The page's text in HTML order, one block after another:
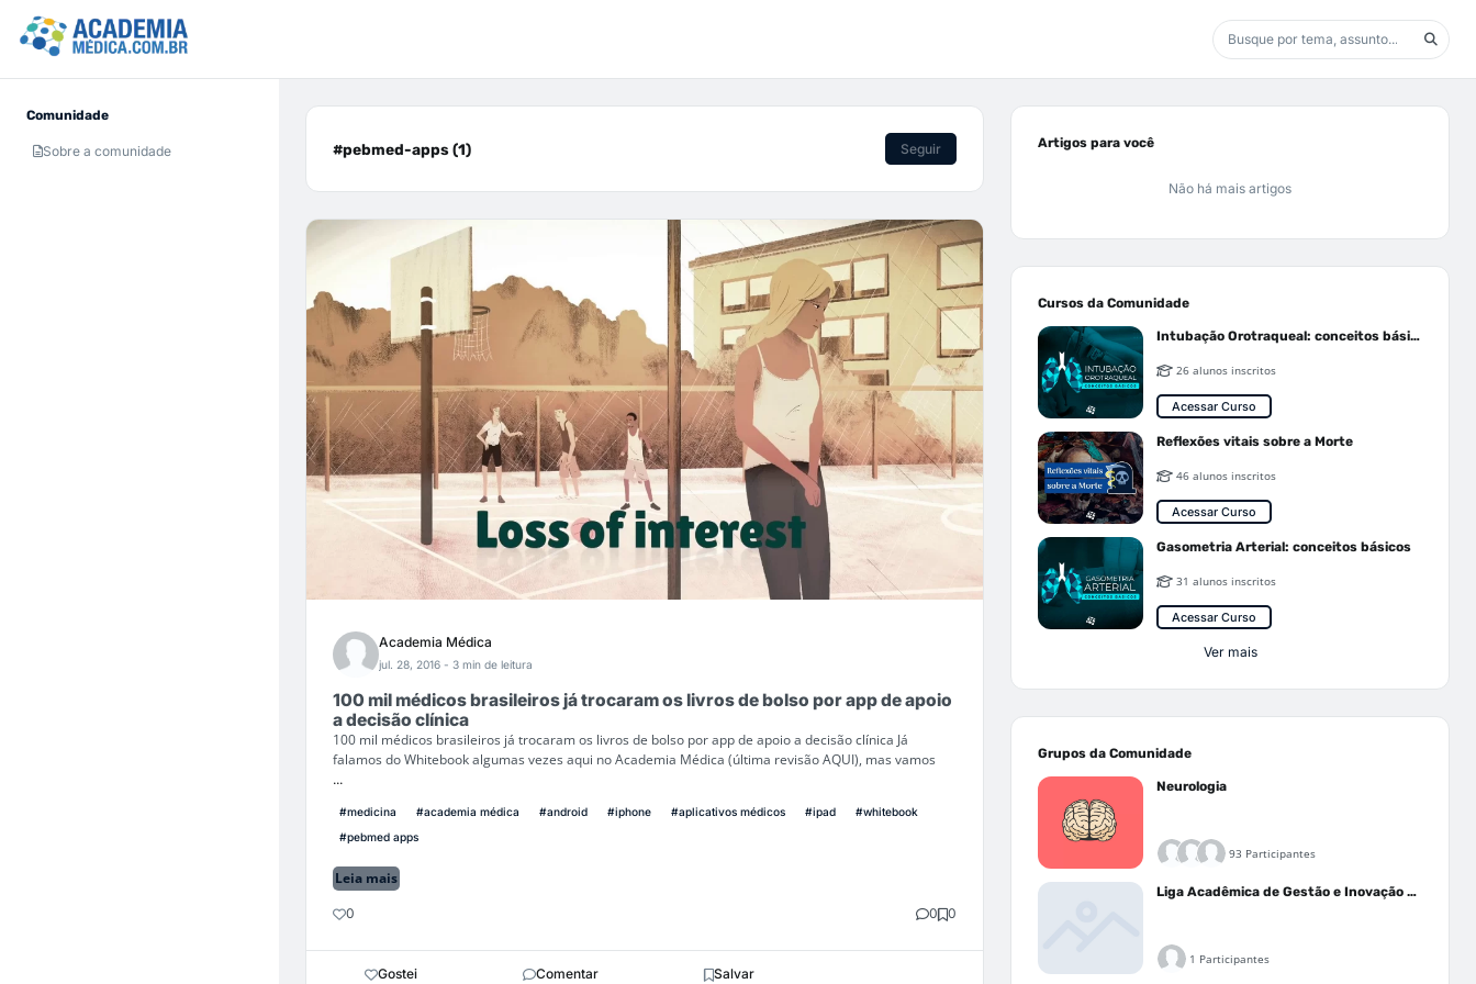
Comunidade
Sobre a comunidade #pebmed-apps (1) Seguir
Academia Médica
jul. 28, 2016 - 3 min de leitura
100 mil médicos brasileiros já trocaram os livros de bolso por app de apoio
a decisão clínica
100 mil médicos brasileiros já trocaram os livros de bolso por app de apoio a decisão clínica Já
falamos do Whitebook algumas vezes aqui no Academia Médica (última revisão AQUI), mas vamos
...
#medicina #academia médica #android #iphone #aplicativos médicos #ipad
#whitebook
#pebmed apps
Leia mais
0 0 0
Gostei Comentar Salvar
Artigos para você
Não há mais artigos
Cursos da Comunidade
Intubação Orotraqueal: conceitos básicos
26 alunos inscritos
Acessar Curso
Reflexões vitais sobre a Morte
46 alunos inscritos
Acessar Curso
Gasometria Arterial: conceitos básicos
31 alunos inscritos
Acessar Curso
Ver mais
Grupos da Comunidade
Neurologia
93 Participantes
Liga Acadêmica de Gestão e Inovação Médica - LAGIM
1 Participantes